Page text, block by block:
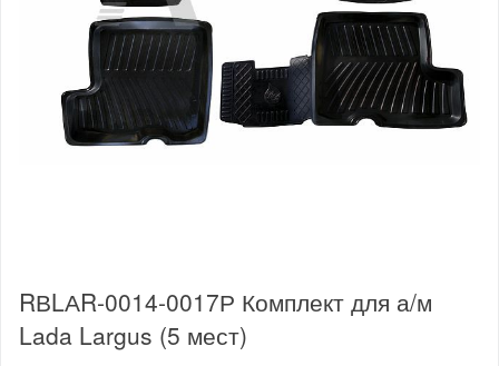
RВLАR-0014-0017Р Комплект для а/м
Lada Largus (5 мест)